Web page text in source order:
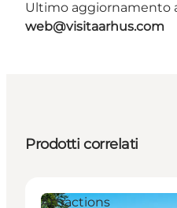
Ultimo aggiornamento
web@visitaarhus.com
Prodotti correlati
Attractions